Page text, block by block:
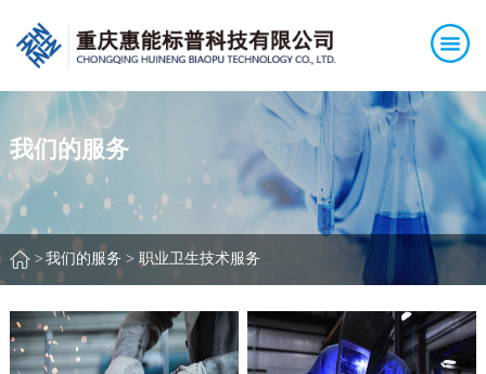
我们的服务
> 我们的服务 > 职业卫生技术服务